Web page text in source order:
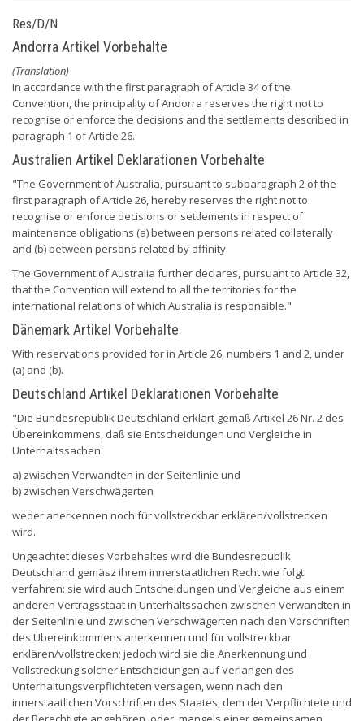
Res/D/N
Andorra Artikel Vorbehalte
(Translation)
In accordance with the first paragraph of Article 34 of the
Convention, the principality of Andorra reserves the right not to
recognise or enforce the decisions and the settlements described in
paragraph 1 of Article 26.
Australien Artikel Deklarationen Vorbehalte
"The Government of Australia, pursuant to subparagraph 2 of the
first paragraph of Article 26, hereby reserves the right not to
recognise or enforce decisions or settlements in respect of
maintenance obligations (a) between persons related collaterally
and (b) between persons related by affinity.
The Government of Australia further declares, pursuant to Article 32,
that the Convention will extend to all the territories for the
international relations of which Australia is responsible."
Dänemark Artikel Vorbehalte
With reservations provided for in Article 26, numbers 1 and 2, under
(a) and (b).
Deutschland Artikel Deklarationen Vorbehalte
"Die Bundesrepublik Deutschland erklärt gemaß Artikel 26 Nr. 2 des
Übereinkommens, daß sie Entscheidungen und Vergleiche in
Unterhaltssachen
a) zwischen Verwandten in der Seitenlinie und
b) zwischen Verschwägerten
weder anerkennen noch für vollstreckbar erklären/vollstrecken
wird.
Ungeachtet dieses Vorbehaltes wird die Bundesrepublik
Deutschland gemäsz ihrem innerstaatlichen Recht wie folgt
verfahren: sie wird auch Entscheidungen und Vergleiche aus einem
anderen Vertragsstaat in Unterhaltssachen zwischen Verwandten in
der Seitenlinie und zwischen Verschwägerten nach den Vorschriften
des Übereinkommens anerkennen und für vollstreckbar
erklären/vollstrecken; jedoch wird sie die Anerkennung und
Vollstreckung solcher Entscheidungen auf Verlangen des
Unterhaltungsverpflichteten versagen, wenn nach den
innerstaatlichen Vorschriften des Staates, dem der Verpflichtete und